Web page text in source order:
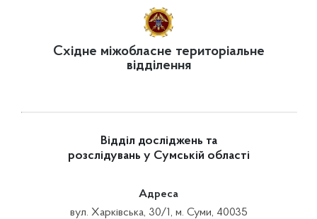
Східне міжобласне територіальне
відділення
Відділ досліджень та
розслідувань у Сумській області
Адреса
вул. Харківська, 30/1, м. Суми, 40035